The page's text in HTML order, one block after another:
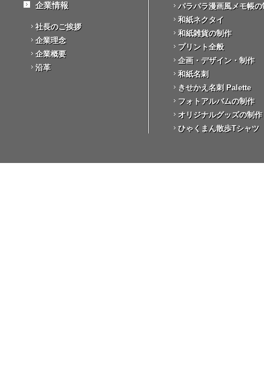
企業情報
社長のご挨拶
企業理念
企業概要
沿革
パラパラ漫画風メモ帳の
和紙ネクタイ
和紙雑貨の制作
プリント全般
企画・デザイン・制作
和紙名刺
きせかえ名刺 Palette
フォトアルバムの制作
オリジナルグッズの制作
ひゃくまん散歩Tシャツ